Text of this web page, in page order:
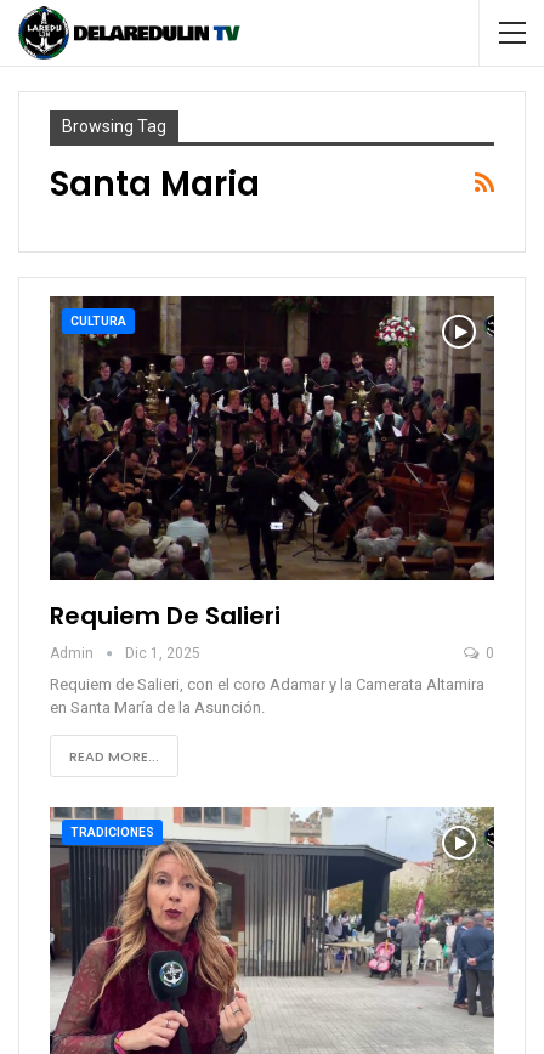
Browsing Tag
Santa Maria
CULTURA
Requiem De Salieri
Admin Dic 1, 2025 0
Requiem de Salieri, con el coro Adamar y la Camerata Altamira
en Santa María de la Asunción.
READ MORE...
TRADICIONES